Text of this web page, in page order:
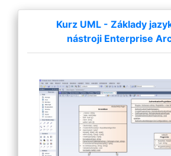
Kurz UML - Základy
nástroji Enterprise